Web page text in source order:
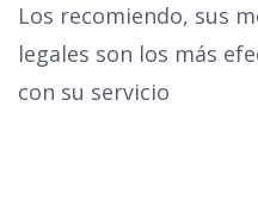
Los recomiendo, sus
legales son los más
con su servicio